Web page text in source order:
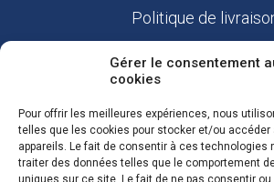
Gérer le consentement
cookies
Pour offrir les meilleures expériences, nous
telles que les cookies pour stocker et/ou accéder
appareils. Le fait de consentir à ces technologies
traiter des données telles que le comportement
uniques sur ce site. Le fait de ne pas consentir ou
Politique de
Mon compte
Commandes